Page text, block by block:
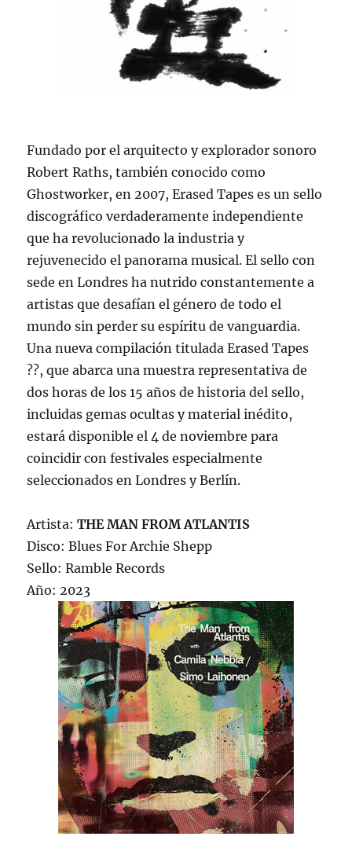
Fundado por el arquitecto y explorador sonoro
Robert Raths, también conocido como
Ghostworker, en 2007, Erased Tapes es un sello
discográfico verdaderamente independiente
que ha revolucionado la industria y
rejuvenecido el panorama musical. El sello con
sede en Londres ha nutrido constantemente a
artistas que desafían el género de todo el
mundo sin perder su espíritu de vanguardia.
Una nueva compilación titulada Erased Tapes
??, que abarca una muestra representativa de
dos horas de los 15 años de historia del sello,
incluidas gemas ocultas y material inédito,
estará disponible el 4 de noviembre para
coincidir con festivales especialmente
seleccionados en Londres y Berlín.
Artista:THE MAN FROM ATLANTIS
Disco: Blues For Archie Shepp
Sello: Ramble Records
Año: 2023